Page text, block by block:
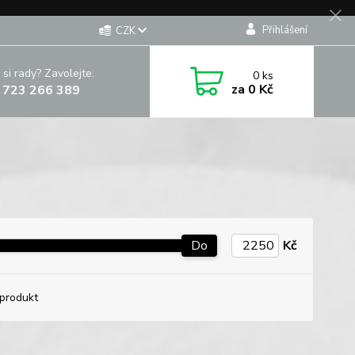
CZK Přihlášení
rady? Zavolejte.
266 389
0ks
za 0 Kč
Do Kč